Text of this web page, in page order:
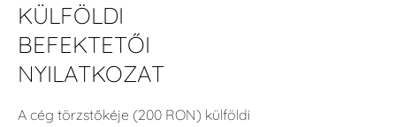
KÜLFÖLDI
BEFEKTETŐI
NYILATKOZAT
A cég törzstőkéje (200 RON) külföldi